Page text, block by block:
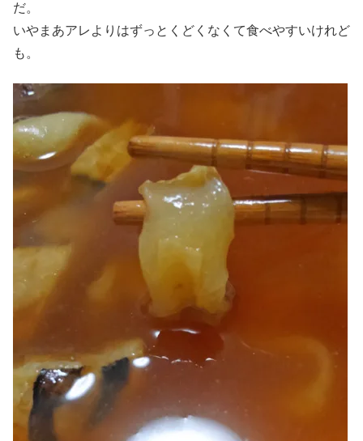
だ。
いやまあアレよりはずっとくどくなくて食べやすいけれど
も。